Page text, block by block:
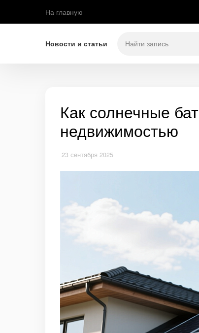
На главную
Новости и статьи
Как солнечные
недвижимостью
23 сентября 2025